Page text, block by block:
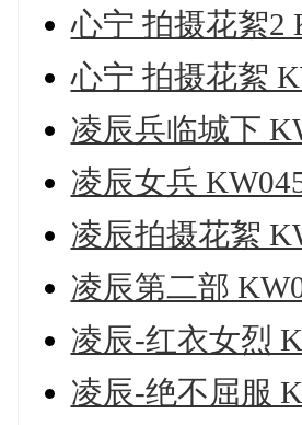
心宁 拍摄花絮2
心宁 拍摄花絮
凌辰兵临城下
凌辰女兵
凌辰拍摄花絮
凌辰第二部
凌辰-红衣女烈
凌辰-绝不屈服